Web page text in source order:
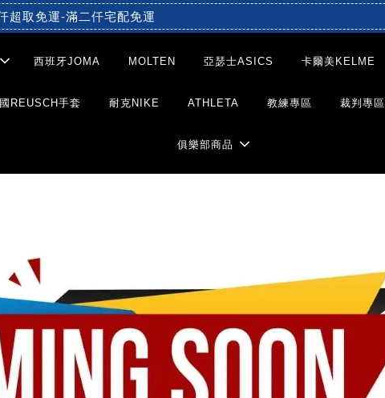
滿仟超取免運-滿二仟宅配免運
西班牙JOMA MOLTEN 亞瑟士ASICS 卡爾美KELME
REUSCH手套 耐克NIKE ATHLETA 教練專區 裁判專區
俱樂部商品